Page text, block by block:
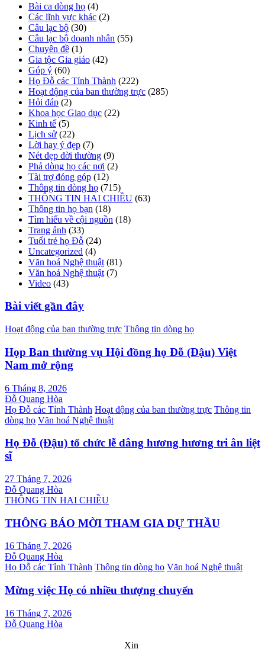
Bài ca dòng họ (4)
Các lĩnh vực khác (2)
Câu lạc bộ (30)
Câu lạc bộ doanh nhân (55)
Chuyên đề (1)
Gia tộc Gia giáo (42)
Góp ý (60)
Họ Đỗ các Tỉnh Thành (222)
Hoạt động của ban thường trực (285)
Hỏi đáp (2)
Khoa học Giao dục (22)
Kinh tế (5)
Lịch sử (22)
Lời hay ý đẹp (7)
Nét đẹp đời thường (9)
Phả dòng họ các nơi (2)
Tài trợ đóng góp (12)
Thông tin dòng họ (715)
THÔNG TIN HAI CHIỀU (63)
Thông tin họ bạn (18)
Tìm hiểu về cội nguồn (18)
Trang ảnh (33)
Tuổi trẻ họ Đỗ (24)
Uncategorized (4)
Văn hoá Nghệ thuật (81)
Văn hoá Nghệ thuật (7)
Video (43)
Bài viết gần đây
Hoạt động của ban thường trực Thông tin dòng họ
Họp Ban thường vụ Hội đồng họ Đỗ (Đậu) Việt
Nam mở rộng
6 Tháng 8, 2026
Đỗ Quang Hòa
Họ Đỗ các Tỉnh Thành Hoạt động của ban thường trực Thông tin
dòng họ Văn hoá Nghệ thuật
Họ Đỗ (Đậu) tổ chức lễ dâng hương hương tri ân liệt
sĩ
27 Tháng 7, 2026
Đỗ Quang Hòa
THÔNG TIN HAI CHIỀU
THÔNG BÁO MỜI THAM GIA DỰ THẦU
16 Tháng 7, 2026
Đỗ Quang Hòa
Họ Đỗ các Tỉnh Thành Thông tin dòng họ Văn hoá Nghệ thuật
Mừng việc Họ có nhiều thượng chuyển
16 Tháng 7, 2026
Đỗ Quang Hòa
Xin